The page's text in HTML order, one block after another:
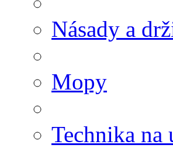
Násady a
Mopy
Technika na